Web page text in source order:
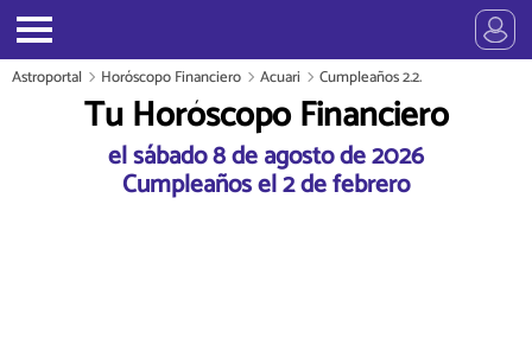
Astroportal Horóscopo Financiero Acuari Cumpleaños 2.2.
Tu Horóscopo Financiero
el sábado 8 de agosto de 2026
Cumpleaños el 2 de febrero